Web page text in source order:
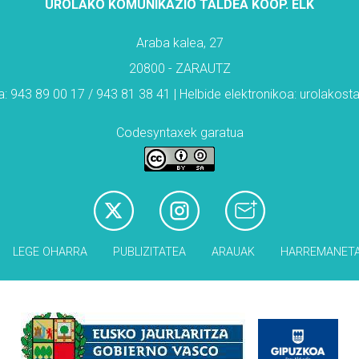
UROLAKO KOMUNIKAZIO TALDEA KOOP. ELK
Araba kalea, 27
20800 - ZARAUTZ
943 89 00 17 / 943 81 38 41 | Helbide elektronikoa:
Codesyntaxek garatua
LEGE OHARRA PUBLIZITATEA ARAUAK